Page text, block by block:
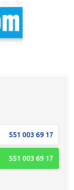
551 003 69 17
551 003 69 17